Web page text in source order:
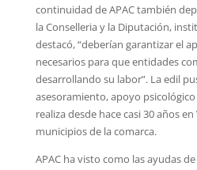
continuidad de APAC también
la Conselleria y la Diputación,
destacó, “deberían garantizar el
necesarios para que entidades
desarrollando su labor”. La edil
asesoramiento, apoyo psicológico
realiza desde hace casi 30 años
municipios de la comarca.
APAC ha visto como las ayudas